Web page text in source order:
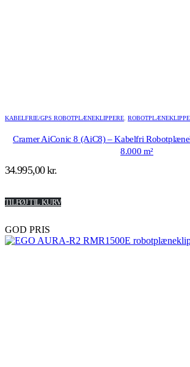
KABELFRIE/GPS ROBOTPLÆNEKLIPPERE
Cramer AiConic 8 (AiC8) – Kabelfri
8.000 m²
34.995,00kr.
TILFØJ TIL KURV
GOD PRIS